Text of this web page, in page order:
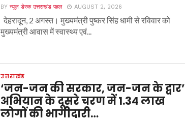
BYन्यूज़ डेस्क उत्तराखंड पहल AUGUST 2, 2026
देहरादून, 2 अगस्त। मुख्यमंत्री पुष्कर सिंह धामी से रविवार को
मुख्यमंत्री आवास में स्वास्थ्य एवं...
उत्तराखंड
‘जन-जन की सरकार, जन-जन के द्वार’
अभियान के दूसरे चरण में 1.34 लाख
लोगों की भागीदारी…